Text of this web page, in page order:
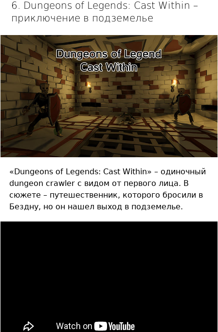
6. Dungeons of Legends: Cast Within –
приключение в подземелье
«Dungeons of Legends: Cast Within» – одиночный
dungeon crawler с видом от первого лица. В
сюжете – путешественник, которого бросили в
Бездну, но он нашел выход в подземелье.